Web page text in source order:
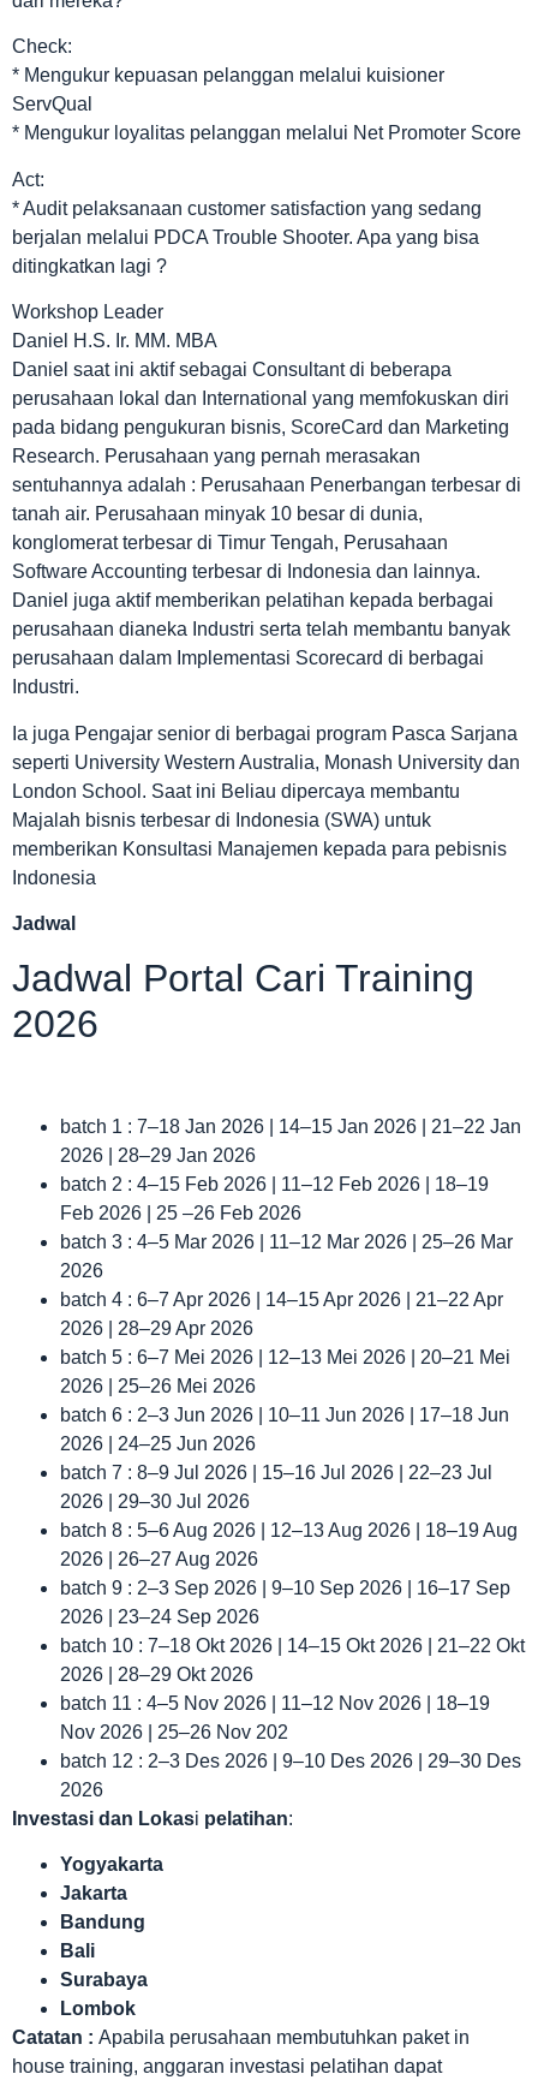
Check:
* Mengukur kepuasan pelanggan melalui kuisioner
ServQual
* Mengukur loyalitas pelanggan melalui Net Promoter Score
Act:
* Audit pelaksanaan customer satisfaction yang sedang
berjalan melalui PDCA Trouble Shooter. Apa yang bisa
ditingkatkan lagi ?
Workshop Leader
Daniel H.S. Ir. MM. MBA
Daniel saat ini aktif sebagai Consultant di beberapa
perusahaan lokal dan International yang memfokuskan diri
pada bidang pengukuran bisnis, ScoreCard dan Marketing
Research. Perusahaan yang pernah merasakan
sentuhannya adalah : Perusahaan Penerbangan terbesar di
tanah air. Perusahaan minyak 10 besar di dunia,
konglomerat terbesar di Timur Tengah, Perusahaan
Software Accounting terbesar di Indonesia dan lainnya.
Daniel juga aktif memberikan pelatihan kepada berbagai
perusahaan dianeka Industri serta telah membantu banyak
perusahaan dalam Implementasi Scorecard di berbagai
Industri.
Ia juga Pengajar senior di berbagai program Pasca Sarjana
seperti University Western Australia, Monash University dan
London School. Saat ini Beliau dipercaya membantu
Majalah bisnis terbesar di Indonesia (SWA) untuk
memberikan Konsultasi Manajemen kepada para pebisnis
Indonesia
Jadwal
Jadwal Portal Cari Training
2026
batch 1 : 7–18 Jan 2026 | 14–15 Jan 2026 | 21–22 Jan
2026 | 28–29 Jan 2026
batch 2 : 4–15 Feb 2026 | 11–12 Feb 2026 | 18–19
Feb 2026 | 25 –26 Feb 2026
batch 3 : 4–5 Mar 2026 | 11–12 Mar 2026 | 25–26 Mar
2026
batch 4 : 6–7 Apr 2026 | 14–15 Apr 2026 | 21–22 Apr
2026 | 28–29 Apr 2026
batch 5 : 6–7 Mei 2026 | 12–13 Mei 2026 | 20–21 Mei
2026 | 25–26 Mei 2026
batch 6 : 2–3 Jun 2026 | 10–11 Jun 2026 | 17–18 Jun
2026 | 24–25 Jun 2026
batch 7 : 8–9 Jul 2026 | 15–16 Jul 2026 | 22–23 Jul
2026 | 29–30 Jul 2026
batch 8 : 5–6 Aug 2026 | 12–13 Aug 2026 | 18–19 Aug
2026 | 26–27 Aug 2026
batch 9 : 2–3 Sep 2026 | 9–10 Sep 2026 | 16–17 Sep
2026 | 23–24 Sep 2026
batch 10 : 7–18 Okt 2026 | 14–15 Okt 2026 | 21–22 Okt
2026 | 28–29 Okt 2026
batch 11 : 4–5 Nov 2026 | 11–12 Nov 2026 | 18–19
Nov 2026 | 25–26 Nov 202
batch 12 : 2–3 Des 2026 | 9–10 Des 2026 | 29–30 Des
2026
Investasi dan Lokasi pelatihan:
Yogyakarta
Jakarta
Bandung
Bali
Surabaya
Lombok
Catatan : Apabila perusahaan membutuhkan paket in
house training, anggaran investasi pelatihan dapat